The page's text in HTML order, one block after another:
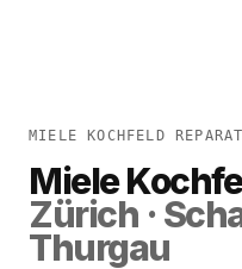
MIELE KOCHFELD
Miele
Zürich ·
Thurgau